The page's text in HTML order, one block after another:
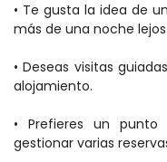
• Te gusta la idea de
más de una noche
• Deseas visitas
alojamiento.
• Prefieres un
gestionar varias